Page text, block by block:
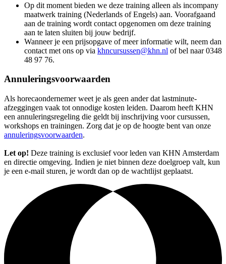
Op dit moment bieden we deze training alleen als incompany
maatwerk training (Nederlands of Engels) aan. Voorafgaand
aan de training wordt contact opgenomen om deze training
aan te laten sluiten bij jouw bedrijf.
Wanneer je een prijsopgave of meer informatie wilt, neem dan
contact met ons op via khncursussen@khn.nl of bel naar 0348
48 97 76.
Annuleringsvoorwaarden
Als horecaondernemer weet je als geen ander dat lastminute-
afzeggingen vaak tot onnodige kosten leiden. Daarom heeft KHN
een annuleringsregeling die geldt bij inschrijving voor cursussen,
workshops en trainingen. Zorg dat je op de hoogte bent van onze
annuleringsvoorwaarden.
Let op! Deze training is exclusief voor leden van KHN Amsterdam
en directie omgeving. Indien je niet binnen deze doelgroep valt, kun
je een e-mail sturen, je wordt dan op de wachtlijst geplaatst.